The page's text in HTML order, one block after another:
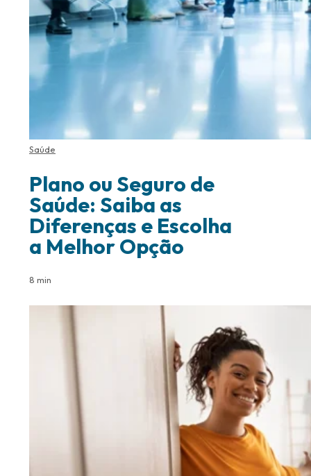
Saúde
Plano ou Seguro de
Saúde: Saiba as
Diferenças e Escolha
a Melhor Opção
8 min